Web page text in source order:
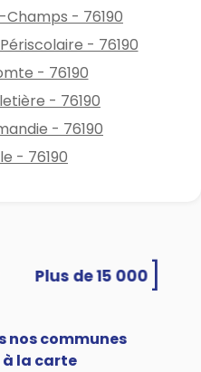
- 76190
- 76190
- 76190
- 76190
- 76190
- 76190
nos communes
à la carte